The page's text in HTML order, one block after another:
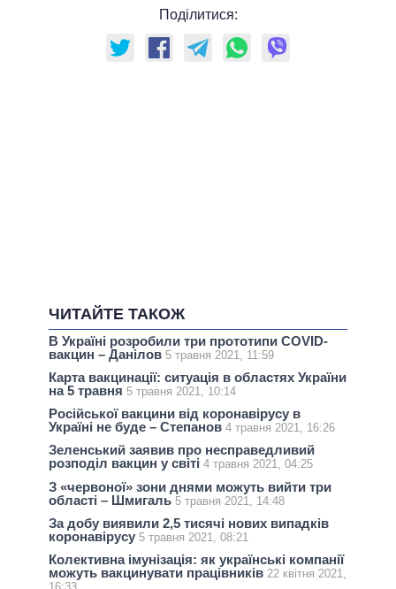
Поділитися:
ЧИТАЙТЕ ТАКОЖ
В Україні розробили три прототипи COVID-
вакцин – Данілов 5 травня 2021, 11:59
Карта вакцинації: ситуація в областях України
на 5 травня 5 травня 2021, 10:14
Російської вакцини від коронавірусу в
Україні не буде – Степанов 4 травня 2021, 16:26
Зеленський заявив про несправедливий
розподіл вакцин у світі 4 травня 2021, 04:25
З «червоної» зони днями можуть вийти три
області – Шмигаль 5 травня 2021, 14:48
За добу виявили 2,5 тисячі нових випадків
коронавірусу 5 травня 2021, 08:21
Колективна імунізація: як українські компанії
можуть вакцинувати працівників 22 квітня 2021,